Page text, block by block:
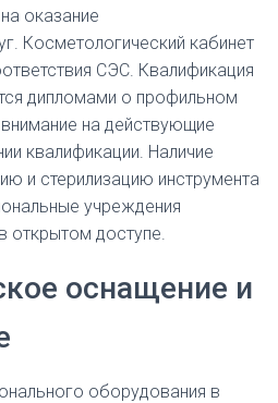
оказание
Косметологический кабинет
СЭС. Квалификация
дипломами о профильном
на действующие
квалификации. Наличие
и стерилизацию инструмента
учреждения
открытом доступе.
оснащение и
оборудования в